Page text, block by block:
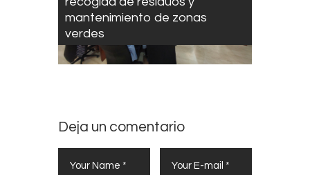
mantenimiento de zonas
verdes
Deja un comentario